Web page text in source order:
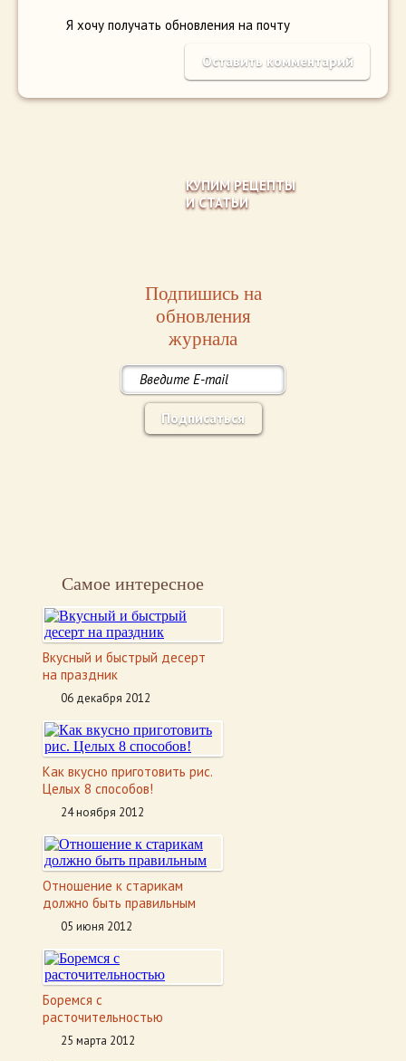
Я хочу получать обновления на почту
КУПИМ РЕЦЕПТЫ
И СТАТЬИ
Подпишись на
обновления
журнала
Подписаться
Самое интересное
Вкусный и быстрый десерт
на праздник
06 декабря 2012
Как вкусно приготовить рис.
Целых 8 способов!
24 ноября 2012
Отношение к старикам
должно быть правильным
05 июня 2012
Боремся с
расточительностью
25 марта 2012